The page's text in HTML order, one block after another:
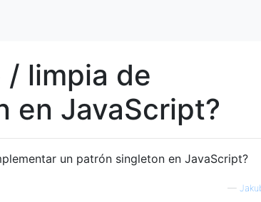
/ limpia de
en JavaScript?
un patrón singleton en JavaScript?
—